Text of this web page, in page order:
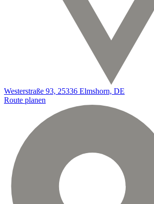
Westerstraße 93, 25336 Elmshorn, DE
Route planen